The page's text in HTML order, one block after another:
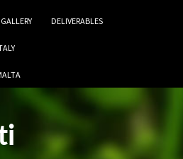
GALLERY DELIVERABLES